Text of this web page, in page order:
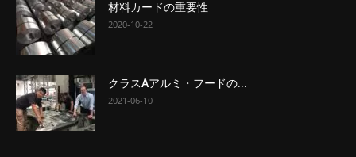
材料カードの重要性
2020-10-22
クラスAアルミ・フードの...
2021-06-10